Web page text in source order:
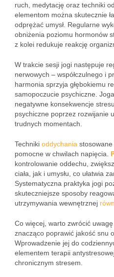
ruch, medytację oraz techniki
elementom można skutecznie
odprężać umysł. Regularne
obniżenia poziomu hormonów
z kolei redukuje reakcję
W trakcie sesji jogi następuje
nerwowych – współczulnego i
harmonia sprzyja głębokiemu
samopoczucie psychiczne.
negatywne konsekwencje
psychiczne poprzez rozwijanie
trudnych momentach.
Techniki oddychania stosowane
pomocne w chwilach napięcia.
kontrolowanie oddechu,
ciała, jak i umysłu, co ułatwia
Systematyczna praktyka jogi
skuteczniejsze sposoby
utrzymywania wewnętrznej
Co więcej, warto zwrócić
znacząco poprawić jakość snu
Wprowadzenie jej do
elementem terapii
chronicznym stresem.